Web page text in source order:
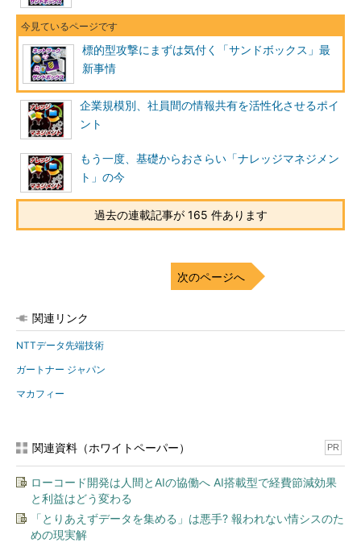
標的型攻撃にまずは気付く「サンドボックス」最
新事情
企業規模別、社員間の情報共有を活性化させるポイ
ント
もう一度、基礎からおさらい「ナレッジマネジメン
ト」の今
過去の連載記事が 165 件あります
次のページへ
関連リンク
NTTデータ先端技術
ガートナー ジャパン
マカフィー
関連資料（ホワイトペーパー） PR
ローコード開発は人間とAIの協働へ AI搭載型で経費節減効果
と利益はどう変わる
「とりあえずデータを集める」は悪手? 報われない情シスのた
めの現実解